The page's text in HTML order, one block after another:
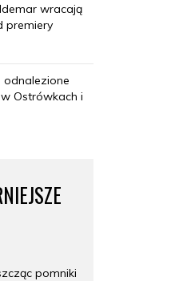
wracają
premiery
odnalezione
Ostrówkach i
pomniki